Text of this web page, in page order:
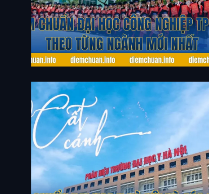
Điểm Chuẩn Đại Học Công Nghiệp TP HCM Theo
Từng Ngành Mới Nhất